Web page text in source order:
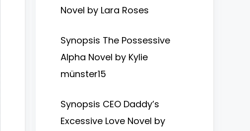
Novel by Lara Roses
Synopsis The Possessive
Alpha Novel by Kylie
münster15
Synopsis CEO Daddy’s
Excessive Love Novel by